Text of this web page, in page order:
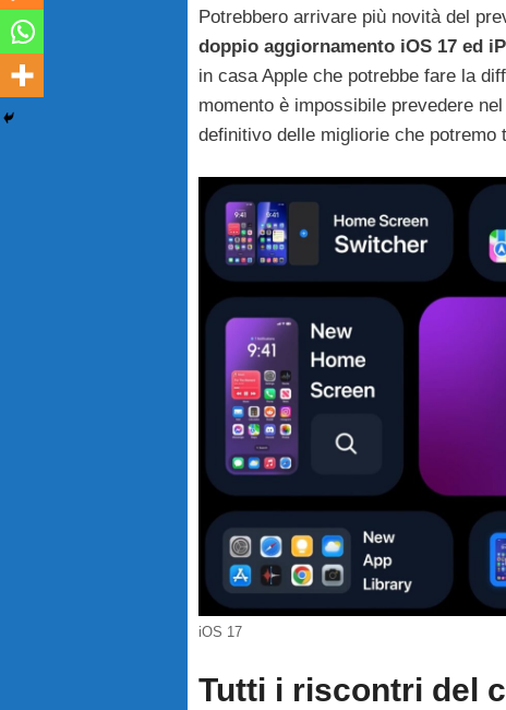
Potrebbero arrivare più novità del
doppio aggiornamento iOS 17 ed
in casa Apple che potrebbe fare la
momento è impossibile prevedere
definitivo delle migliorie che
iOS 17
Tutti i riscontri del